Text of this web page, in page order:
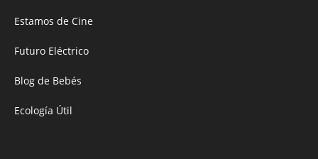
Estamos de Cine
Futuro Eléctrico
Blog de Bebés
Ecología Útil